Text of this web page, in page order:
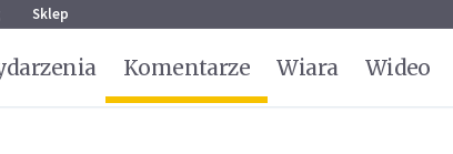
Sklep
Komentarze Wiara Wideo